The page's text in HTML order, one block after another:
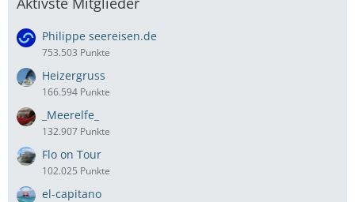
Philippe seereisen.de
753.503 Punkte
Heizergruss
166.594 Punkte
_Meerelfe_
132.907 Punkte
Flo on Tour
102.025 Punkte
el-capitano